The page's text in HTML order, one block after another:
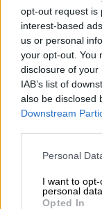
opt-out request is
interest-based
us or personal
your opt-out. You
disclosure of
IAB’s list of
also be disclosed
Downstream
Personal
I want to
personal data.
Opted In
ostentan